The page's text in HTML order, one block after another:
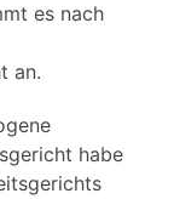
es nach
an.
habe